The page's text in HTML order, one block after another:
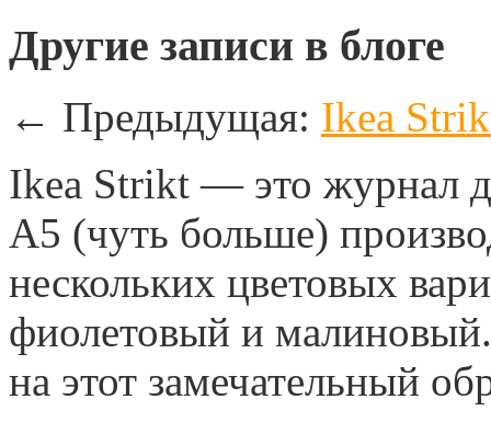
Другие записи в блоге
← Предыдущая: Ikea
Ikea Strikt — это журнал
А5 (чуть больше)
нескольких цветовых
фиолетовый и
на этот замечательный